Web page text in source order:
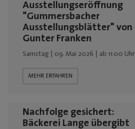
Ausstellungseröffnung
"Gummersbacher
Ausstellungsblätter" von
Gunter Franken
Samstag | 09. Mai 2026 | ab 11:00 Uhr
MEHR ERFAHREN
Nachfolge gesichert:
Bäckerei Lange übergibt